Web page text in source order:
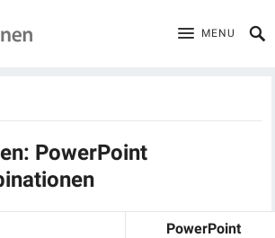
MENU
PowerPoint
PowerPoint